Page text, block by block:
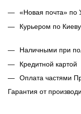
«Новая почта» по
Курьером по
Наличными при
Кредитной картой
Оплата частями
Гарантия от